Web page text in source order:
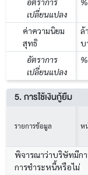
เปลี่ยนแปลง
ค่าความนิยม
สุทธิ
ล้
บ
อัตราการ
เปลี่ยนแปลง
%
5. การใช้เงินกู้ยืม
รายการข้อมูล ห
พิจารณาว่าบริษัทมีกา
การชำระหนี้หรือไม่